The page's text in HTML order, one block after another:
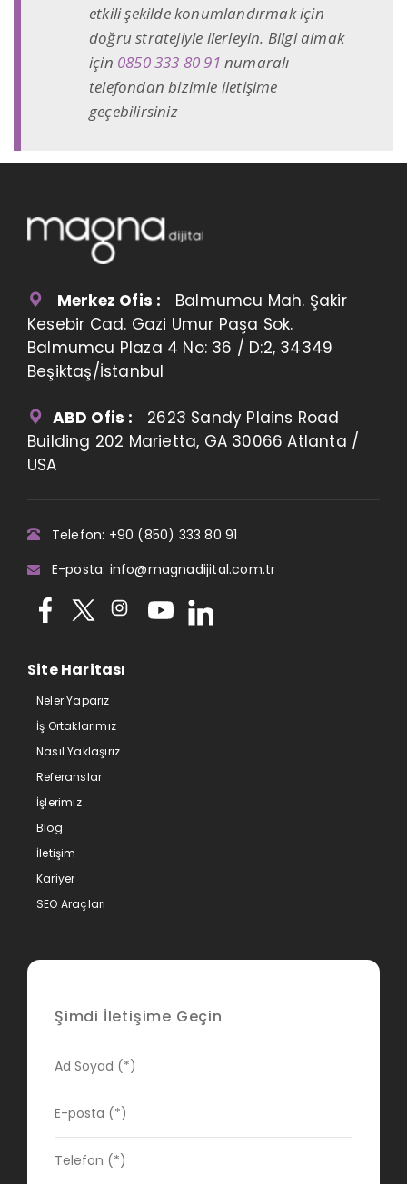
etkili şekilde konumlandırmak için
doğru stratejiyle ilerleyin. Bilgi almak
için 0850 333 80 91 numaralı
telefondan bizimle iletişime
geçebilirsiniz
Merkez Ofis : Balmumcu Mah. Şakir
Kesebir Cad. Gazi Umur Paşa Sok.
Balmumcu Plaza 4 No: 36 / D:2, 34349
Beşiktaş/İstanbul
ABD Ofis : 2623 Sandy Plains Road
Building 202 Marietta, GA 30066 Atlanta /
USA
Telefon: +90 (850) 333 80 91
E-posta: info@magnadijital.com.tr
Site Haritası
Neler Yaparız
İş Ortaklarımız
Nasıl Yaklaşırız
Referanslar
İşlerimiz
Blog
İletişim
Kariyer
SEO Araçları
Şimdi İletişime Geçin